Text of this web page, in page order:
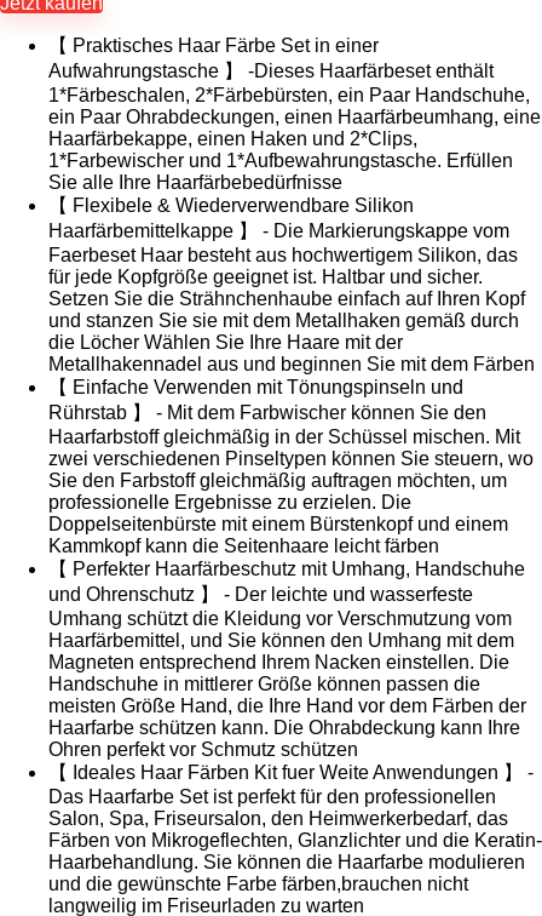
【 Praktisches Haar Färbe Set in einer
Aufwahrungstasche 】 -Dieses Haarfärbeset enthält
1*Färbeschalen, 2*Färbebürsten, ein Paar Handschuhe,
ein Paar Ohrabdeckungen, einen Haarfärbeumhang, eine
Haarfärbekappe, einen Haken und 2*Clips,
1*Farbewischer und 1*Aufbewahrungstasche. Erfüllen
Sie alle Ihre Haarfärbebedürfnisse
【 Flexibele & Wiederverwendbare Silikon
Haarfärbemittelkappe 】 - Die Markierungskappe vom
Faerbeset Haar besteht aus hochwertigem Silikon, das
für jede Kopfgröße geeignet ist. Haltbar und sicher.
Setzen Sie die Strähnchenhaube einfach auf Ihren Kopf
und stanzen Sie sie mit dem Metallhaken gemäß durch
die Löcher Wählen Sie Ihre Haare mit der
Metallhakennadel aus und beginnen Sie mit dem Färben
【 Einfache Verwenden mit Tönungspinseln und
Rührstab 】 - Mit dem Farbwischer können Sie den
Haarfarbstoff gleichmäßig in der Schüssel mischen. Mit
zwei verschiedenen Pinseltypen können Sie steuern, wo
Sie den Farbstoff gleichmäßig auftragen möchten, um
professionelle Ergebnisse zu erzielen. Die
Doppelseitenbürste mit einem Bürstenkopf und einem
Kammkopf kann die Seitenhaare leicht färben
【 Perfekter Haarfärbeschutz mit Umhang, Handschuhe
und Ohrenschutz 】 - Der leichte und wasserfeste
Umhang schützt die Kleidung vor Verschmutzung vom
Haarfärbemittel, und Sie können den Umhang mit dem
Magneten entsprechend Ihrem Nacken einstellen. Die
Handschuhe in mittlerer Größe können passen die
meisten Größe Hand, die Ihre Hand vor dem Färben der
Haarfarbe schützen kann. Die Ohrabdeckung kann Ihre
Ohren perfekt vor Schmutz schützen
【 Ideales Haar Färben Kit fuer Weite Anwendungen 】 -
Das Haarfarbe Set ist perfekt für den professionellen
Salon, Spa, Friseursalon, den Heimwerkerbedarf, das
Färben von Mikrogeflechten, Glanzlichter und die Keratin-
Haarbehandlung. Sie können die Haarfarbe modulieren
und die gewünschte Farbe färben,brauchen nicht
langweilig im Friseurladen zu warten